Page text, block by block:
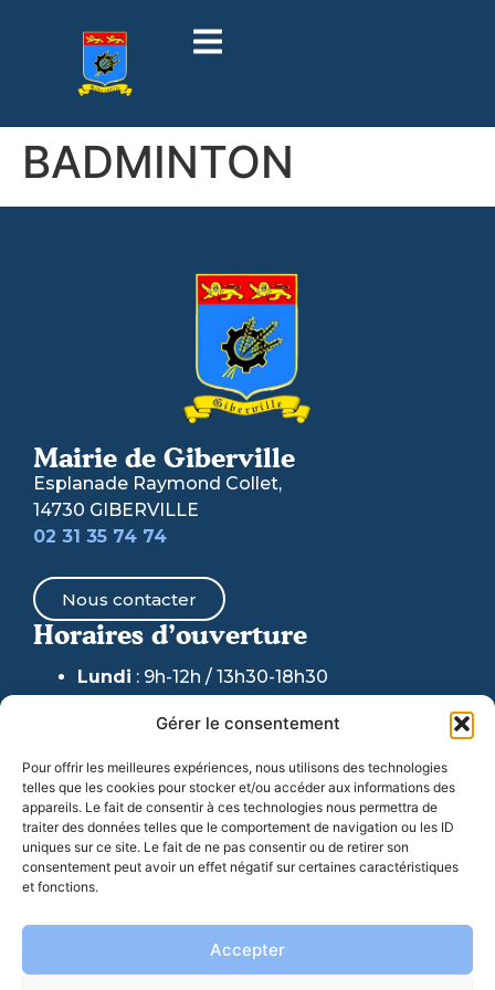
Gérer le consentement
Pour offrir les meilleures expériences, nous utilisons des technologies
telles que les cookies pour stocker et/ou accéder aux informations des
appareils. Le fait de consentir à ces technologies nous permettra de
traiter des données telles que le comportement de navigation ou les ID
uniques sur ce site. Le fait de ne pas consentir ou de retirer son
consentement peut avoir un effet négatif sur certaines caractéristiques
et fonctions.
Accepter
BADMINTON
Mairie de Giberville
Esplanade Raymond Collet,
14730 GIBERVILLE
02 31 35 74 74
Nous contacter
Horaires d’ouverture
Lundi : 9h-12h / 13h30-18h30
Mardi & Jeudi : 9h-12h /
13h30-17h30
téléphonique maintenu)
Mercredi: 9h-12h / 13h30-17h30
Vendredi: 9h-17h30
06 77 07 44 98